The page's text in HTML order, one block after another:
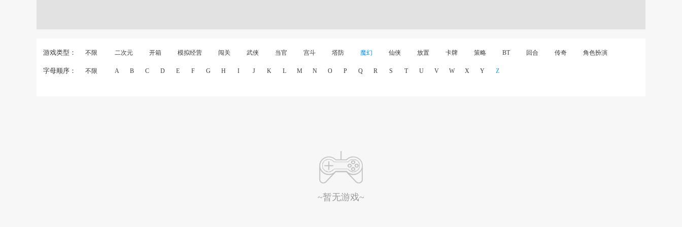
游戏类型： 不限 二次元 开箱 模拟经营 闯关 武侠 当官 宫斗 塔防 魔幻 仙侠 放置 卡牌 策略 BT 回合 传奇 角色扮演
字母顺序： 不限 A B C D E F G H I J K L M N O P Q R S T U V W X Y Z
~暂无游戏~